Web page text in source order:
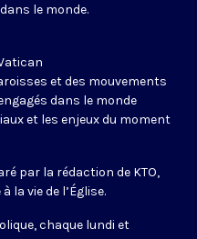
le monde.
et des mouvements
dans le monde
et les enjeux du moment
par la rédaction de KTO,
la vie de l’Église.
chaque lundi et